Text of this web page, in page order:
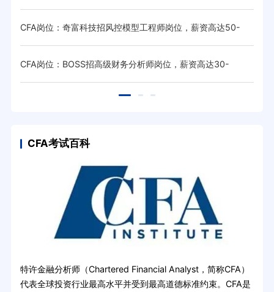
55K·15薪！
CFA岗位：奇富科技招风控模型工程师岗位，薪资高达50-
70K·15薪！
CFA岗位：BOSS招高级财务分析师岗位，薪资高达30-
CFA考试百科
特许金融分析师（Chartered Financial Analyst，简称CFA）
代表全球投资行业最高水平并受到最高道德标准约束。CFA是